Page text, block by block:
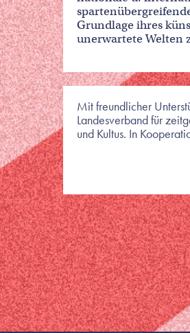
Grundlage ihres
unerwartete Welten
Mit freundlicher
Landesverband für
und Kultus. In